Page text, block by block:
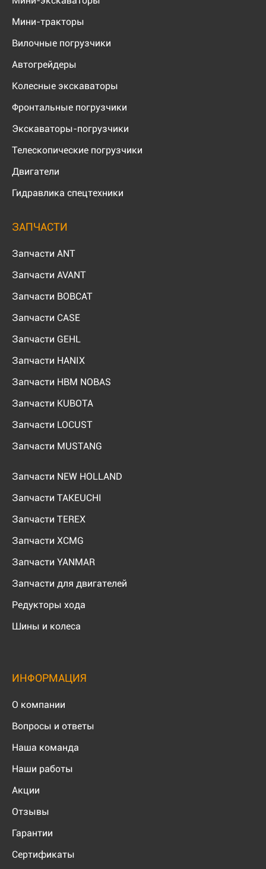
Мини-тракторы
Вилочные погрузчики
Автогрейдеры
Колесные экскаваторы
Фронтальные погрузчики
Экскаваторы-погрузчики
Телескопические погрузчики
Двигатели
Гидравлика спецтехники
ЗАПЧАСТИ
Запчасти ANT
Запчасти AVANT
Запчасти BOBCAT
Запчасти CASE
Запчасти GEHL
Запчасти HANIX
Запчасти HBM NOBAS
Запчасти KUBOTA
Запчасти LOCUST
Запчасти MUSTANG
Запчасти NEW HOLLAND
Запчасти TAKEUCHI
Запчасти TEREX
Запчасти XCMG
Запчасти YANMAR
Запчасти для двигателей
Редукторы хода
Шины и колеса
ИНФОРМАЦИЯ
О компании
Вопросы и ответы
Наша команда
Наши работы
Акции
Отзывы
Гарантии
Сертификаты